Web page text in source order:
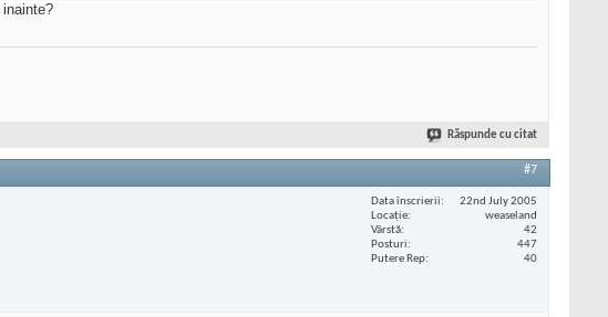
Răspunde cu citat
#7
Data înscrierii
22nd July 2005
Locaţie
weaseland
Vârstă
42
Posturi
447
Putere Rep
40